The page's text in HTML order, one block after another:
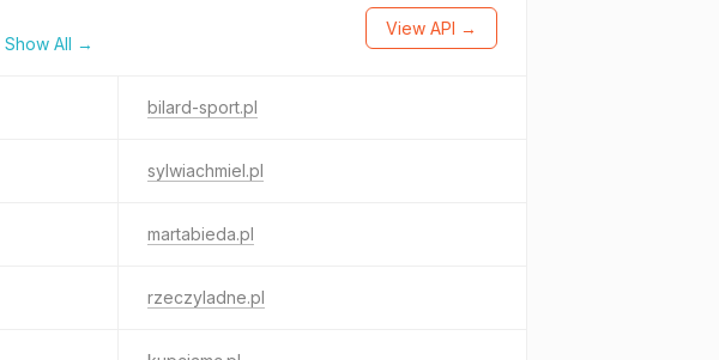
Show All →
View API →
bilard-sport.pl
sylwiachmiel.pl
martabieda.pl
rzeczyladne.pl